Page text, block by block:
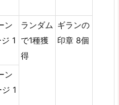
ン
1
ランダム
で1種獲
得
ギランの
印章 8個
ン
1